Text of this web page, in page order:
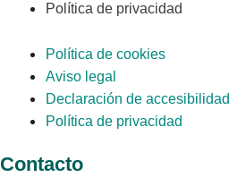
Política de privacidad
Política de cookies
Aviso legal
Declaración de accesibilidad
Política de privacidad
Contacto